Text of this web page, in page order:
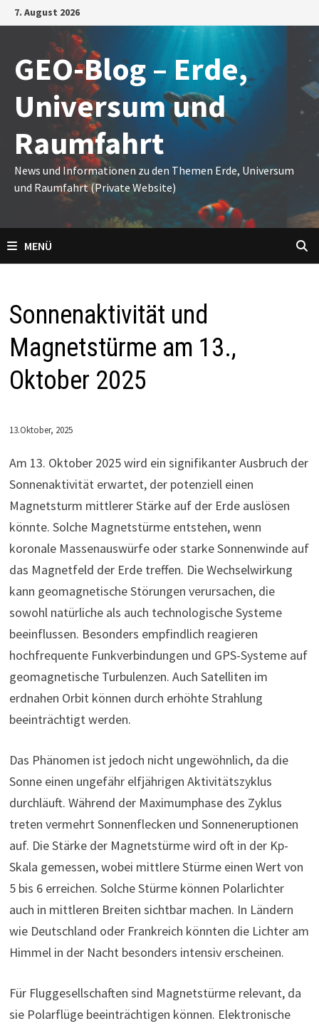
Zum
Inhalt
7. August 2026
GEO-Blog – Erde,
Universum und
Raumfahrt
News und Informationen zu den Themen Erde, Universum
und Raumfahrt (Private Website)
MENÜ
Sonnenaktivität und
Magnetstürme am 13.,
Oktober 2025
13.Oktober, 2025
Am 13. Oktober 2025 wird ein signifikanter Ausbruch der
Sonnenaktivität erwartet, der potenziell einen
Magnetsturm mittlerer Stärke auf der Erde auslösen
könnte. Solche Magnetstürme entstehen, wenn
koronale Massenauswürfe oder starke Sonnenwinde auf
das Magnetfeld der Erde treffen. Die Wechselwirkung
kann geomagnetische Störungen verursachen, die
sowohl natürliche als auch technologische Systeme
beeinflussen. Besonders empfindlich reagieren
hochfrequente Funkverbindungen und GPS-Systeme auf
geomagnetische Turbulenzen. Auch Satelliten im
erdnahen Orbit können durch erhöhte Strahlung
beeinträchtigt werden.
Das Phänomen ist jedoch nicht ungewöhnlich, da die
Sonne einen ungefähr elfjährigen Aktivitätszyklus
durchläuft. Während der Maximumphase des Zyklus
treten vermehrt Sonnenflecken und Sonneneruptionen
auf. Die Stärke der Magnetstürme wird oft in der Kp-
Skala gemessen, wobei mittlere Stürme einen Wert von
5 bis 6 erreichen. Solche Stürme können Polarlichter
auch in mittleren Breiten sichtbar machen. In Ländern
wie Deutschland oder Frankreich könnten die Lichter am
Himmel in der Nacht besonders intensiv erscheinen.
Für Fluggesellschaften sind Magnetstürme relevant, da
sie Polarflüge beeinträchtigen können. Elektronische